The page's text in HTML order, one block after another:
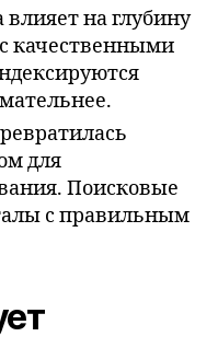
влияет на глубину
качественными
для
Поисковые
с правильным